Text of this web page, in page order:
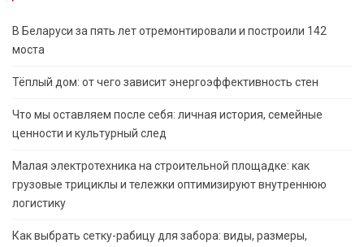
В Беларуси за пять лет отремонтировали и построили 142
моста
Тёплый дом: от чего зависит энергоэффективность стен
Что мы оставляем после себя: личная история, семейные
ценности и культурный след
Малая электротехника на строительной площадке: как
грузовые трициклы и тележки оптимизируют внутреннюю
логистику
Как выбрать сетку-рабицу для забора: виды, размеры,